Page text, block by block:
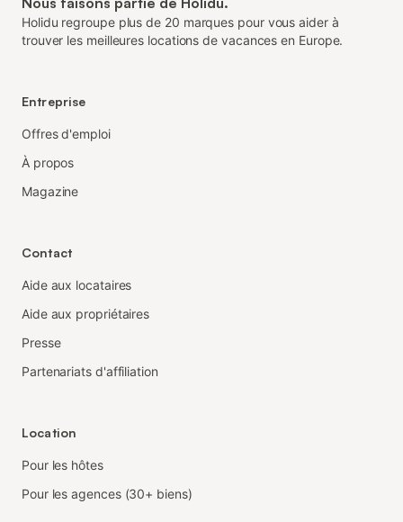
Holidu regroupe plus de 20 marques pour vous aider à
trouver les meilleures locations de vacances en Europe.
Entreprise
Offres d'emploi
À propos
Magazine
Contact
Aide aux locataires
Aide aux propriétaires
Presse
Partenariats d'affiliation
Location
Pour les hôtes
Pour les agences (30+ biens)